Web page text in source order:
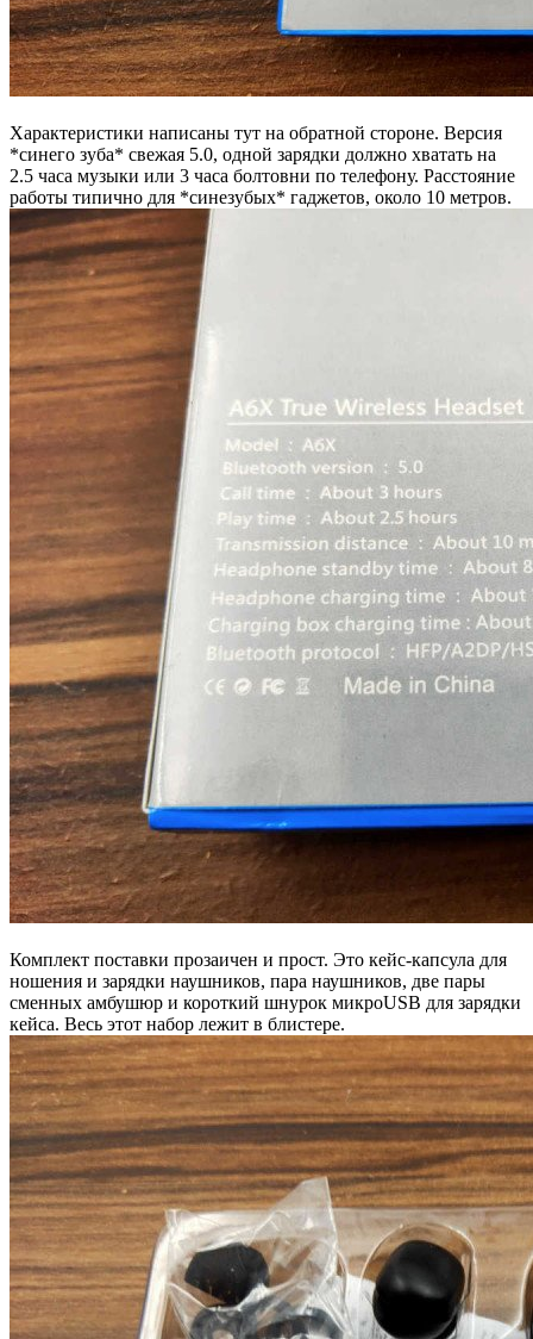
Характеристики написаны тут на обратной стороне. Версия
*синего зуба* свежая 5.0, одной зарядки должно хватать на
2.5 часа музыки или 3 часа болтовни по телефону. Расстояние
работы типично для *синезубых* гаджетов, около 10 метров.
Комплект поставки прозаичен и прост. Это кейс-капсула для
ношения и зарядки наушников, пара наушников, две пары
сменных амбушюр и короткий шнурок микроUSB для зарядки
кейса. Весь этот набор лежит в блистере.